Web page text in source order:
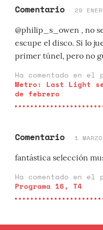
Comentario 29
@philip_s_owen , no
escupe el disco. Si lo
primer túnel, pero no
Ha comentado en el
Metro: Last Light
de febrero
Comentario 1
fantástica selección
Ha comentado en el
Programa 16, T4